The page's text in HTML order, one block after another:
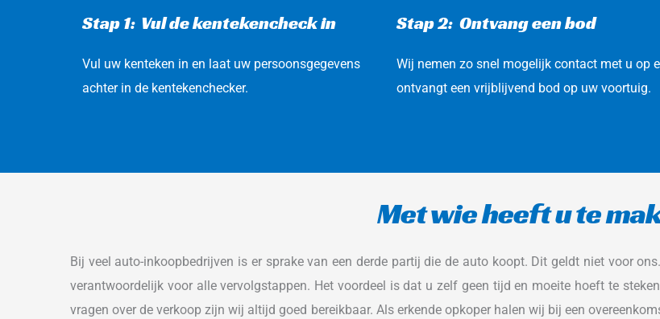
Stap 1:  Vul de kentekencheck in
Vul uw kenteken in en laat uw persoonsgegevens
achter in de kentekenchecker.
Stap 2:  Ontvang een bod
Wij nemen zo snel mogelijk contact met u op
ontvangt een vrijblijvend bod op uw voortuig.
Met wie heeft u te
Bij veel auto-inkoopbedrijven is er sprake van een derde partij die de auto koopt. Dit geldt niet voor
verantwoordelijk voor alle vervolgstappen. Het voordeel is dat u zelf geen tijd en moeite hoeft te
vragen over de verkoop zijn wij altijd goed bereikbaar. Als erkende opkoper halen wij bij een